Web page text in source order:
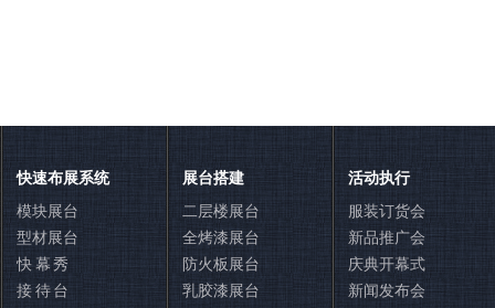
快速布展系统
模块展台
型材展台
快 幕 秀
接 待 台
展台搭建
二层楼展台
全烤漆展台
防火板展台
乳胶漆展台
活动执行
服装订货会
新品推广会
庆典开幕式
新闻发布会